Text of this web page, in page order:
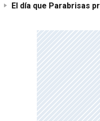
El día que Parabrisas